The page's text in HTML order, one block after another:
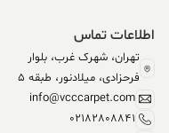
اطلاعات تماس
تهران، شهرک غرب، بلوار
فرحزادی، میلادنور، طبقه 5
info@vcccarpet.com
02182808841